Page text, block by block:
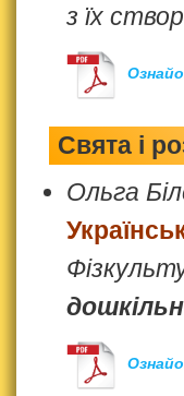
з їх
Свята і
Ольга